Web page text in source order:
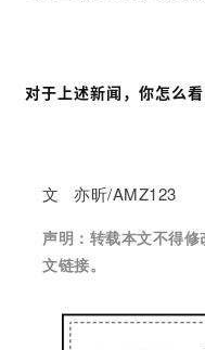
对于上述新闻，你怎么
文 亦昕/AMZ123
声明： 转载本文不得
文链接。